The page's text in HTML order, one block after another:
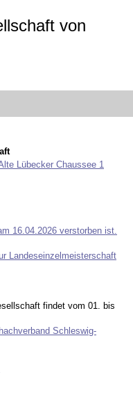
von
Lübecker Chaussee 1
16.04.2026 verstorben ist.
Landeseinzelmeisterschaft
findet vom 01. bis
Schleswig-